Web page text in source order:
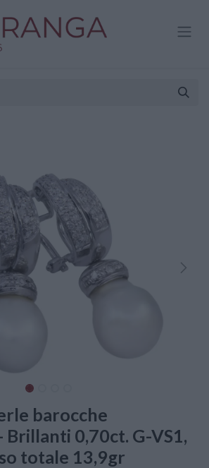
barocche
Brillanti 0,70ct. G-VS1,
totale 13,9gr